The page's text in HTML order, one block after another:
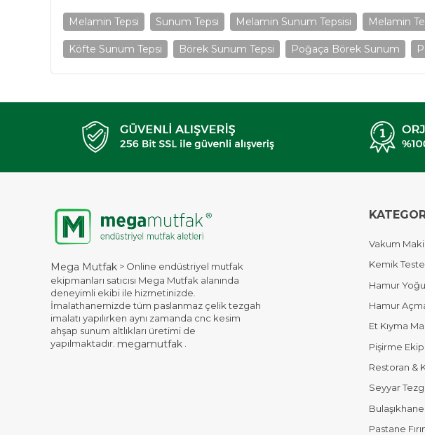
Melamin Tepsi Sunum Tepsi Melamin Sunum Tepsisi Melamin
Köfte Sunum Tepsi Börek Sunum Tepsi Poğaça Börek Sunum
Mega Mutfak > Online endüstriyel mutfak
ekipmanları satıcısı Mega Mutfak alanında
deneyimli ekibi ile hizmetinizde.
İmalathanemizde tüm paslanmaz çelik tezgah
imalatı yapılırken aynı zamanda cnc kesim
ahşap sunum altlıkları üretimi de
yapılmaktadır. megamutfak .
Vakum
Kemik
Hamur
Hamur
Et Kıyma
Pişirme
Restoran &
Seyyar
Pastane